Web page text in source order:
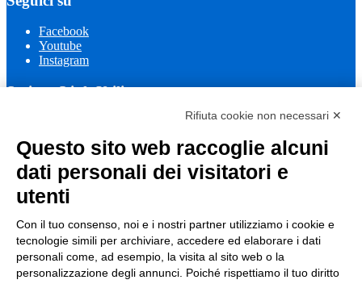
Facebook
Youtube
Instagram
Sezione Link Utili
Informativa Privacy
Ufficio Relazioni con il Pubblico
Dichiarazione di accessibilità
Obiettivi di accessibilità
Gestione consensi cookie
Amministrazione trasparente
Pagina visualizzata
803 volte
Rifiuta cookie non necessari ✕
Questo sito web raccoglie alcuni
dati personali dei visitatori e
utenti
Con il tuo consenso, noi e i nostri partner utilizziamo i cookie e
tecnologie simili per archiviare, accedere ed elaborare i dati
personali come, ad esempio, la visita al sito web o la
personalizzazione degli annunci. Poiché rispettiamo il tuo diritto